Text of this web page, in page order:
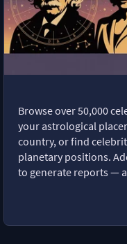
Browse over 50,000
your astrological
country, or find
planetary positions.
to generate reports —